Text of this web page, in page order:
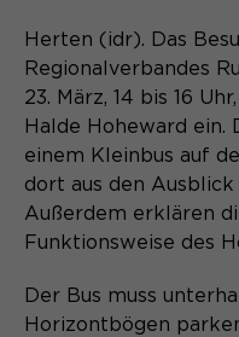
einem
ID als
"hash-
Anbieter Session-
Zweck
Anbieter Matomo
Anbieter
Laufzeit 1 Jahr
Zweck
Sprache
Herten (idr). Das
Regionalverbandes
23. März, 14 bis 16
Halde Hoheward ein.
einem Kleinbus auf
dort aus den
Außerdem erklären
Funktionsweise des
Der Bus muss
Horizontbögen